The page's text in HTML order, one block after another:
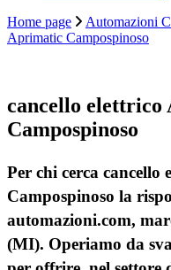
Home page
Automazioni
Aprimatic Campospinoso
cancello elettrico
Campospinoso
Per chi cerca
Campospinoso la
automazioni.com,
(MI). Operiamo da